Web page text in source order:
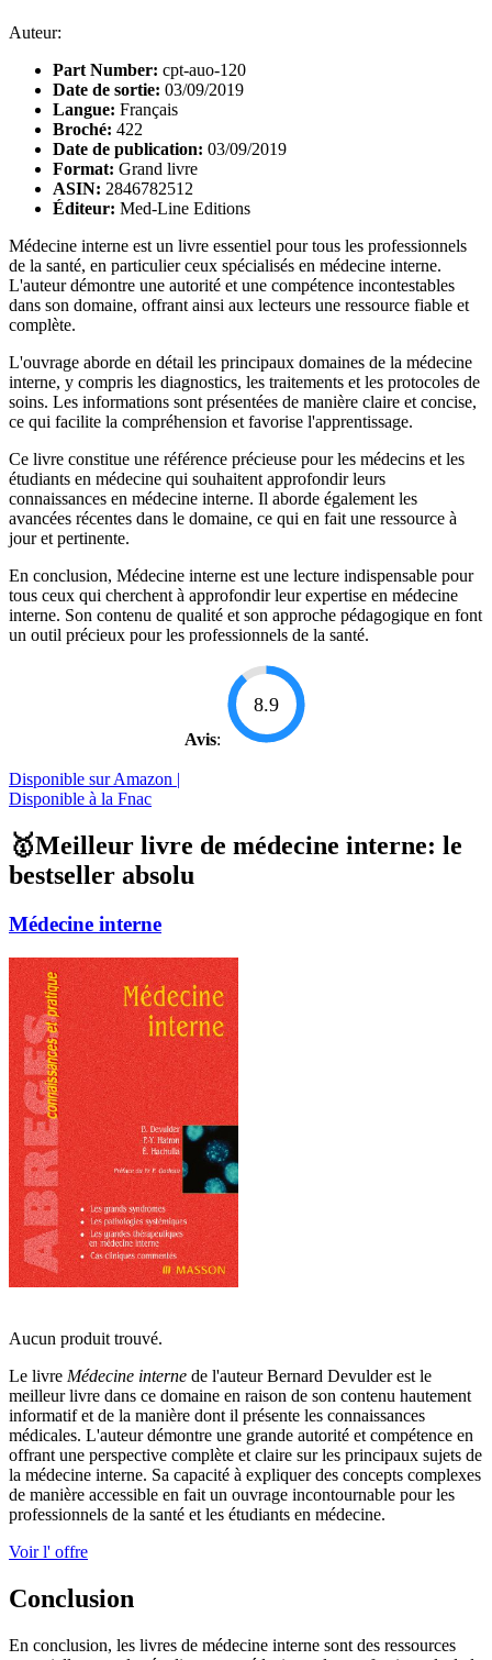
Auteur:
Part Number: cpt-auo-120
Date de sortie: 03/09/2019
Langue: Français
Broché: 422
Date de publication: 03/09/2019
Format: Grand livre
ASIN: 2846782512
Éditeur: Med-Line Editions
Médecine interne est un livre essentiel pour tous les professionnels
de la santé, en particulier ceux spécialisés en médecine interne.
L'auteur démontre une autorité et une compétence incontestables
dans son domaine, offrant ainsi aux lecteurs une ressource fiable et
complète.
L'ouvrage aborde en détail les principaux domaines de la médecine
interne, y compris les diagnostics, les traitements et les protocoles de
soins. Les informations sont présentées de manière claire et concise,
ce qui facilite la compréhension et favorise l'apprentissage.
Ce livre constitue une référence précieuse pour les médecins et les
étudiants en médecine qui souhaitent approfondir leurs
connaissances en médecine interne. Il aborde également les
avancées récentes dans le domaine, ce qui en fait une ressource à
jour et pertinente.
En conclusion, Médecine interne est une lecture indispensable pour
tous ceux qui cherchent à approfondir leur expertise en médecine
interne. Son contenu de qualité et son approche pédagogique en font
un outil précieux pour les professionnels de la santé.
Avis:
8.9
Disponible sur Amazon |
Disponible à la Fnac
🥇Meilleur livre de médecine interne: le
bestseller absolu
Médecine interne
Aucun produit trouvé.
Le livre Médecine interne de l'auteur Bernard Devulder est le
meilleur livre dans ce domaine en raison de son contenu hautement
informatif et de la manière dont il présente les connaissances
médicales. L'auteur démontre une grande autorité et compétence en
offrant une perspective complète et claire sur les principaux sujets de
la médecine interne. Sa capacité à expliquer des concepts complexes
de manière accessible en fait un ouvrage incontournable pour les
professionnels de la santé et les étudiants en médecine.
Voir l' offre
Conclusion
En conclusion, les livres de médecine interne sont des ressources